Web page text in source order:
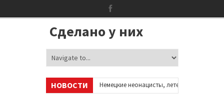
Сделано у них
НОВОСТИ
в соцсетях •
Немецкие неонацисты, летевшие на отдых в
Сотни бездомных мигрантов оккупировали аэропорт в Париже